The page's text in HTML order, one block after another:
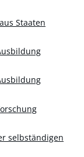
Staaten
selbständigen